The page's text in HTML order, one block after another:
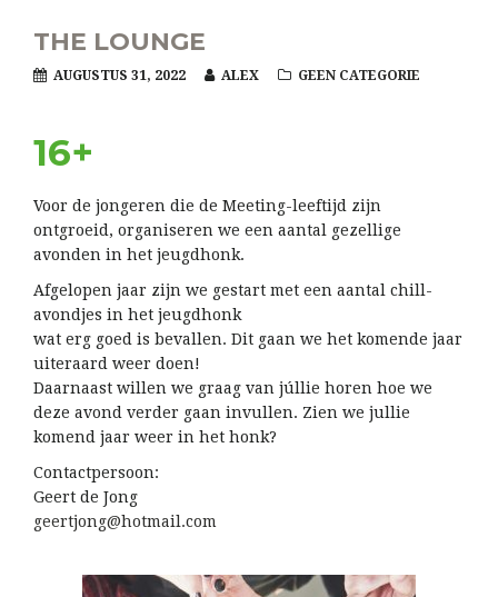
THE LOUNGE
AUGUSTUS 31, 2022 ALEX GEEN CATEGORIE
16+
Voor de jongeren die de Meeting-leeftijd zijn
ontgroeid, organiseren we een aantal gezellige
avonden in het jeugdhonk.
Afgelopen jaar zijn we gestart met een aantal chill-
avondjes in het jeugdhonk
wat erg goed is bevallen. Dit gaan we het komende jaar
uiteraard weer doen!
Daarnaast willen we graag van júllie horen hoe we
deze avond verder gaan invullen. Zien we jullie
komend jaar weer in het honk?
Contactpersoon:
Geert de Jong
geertjong@hotmail.com